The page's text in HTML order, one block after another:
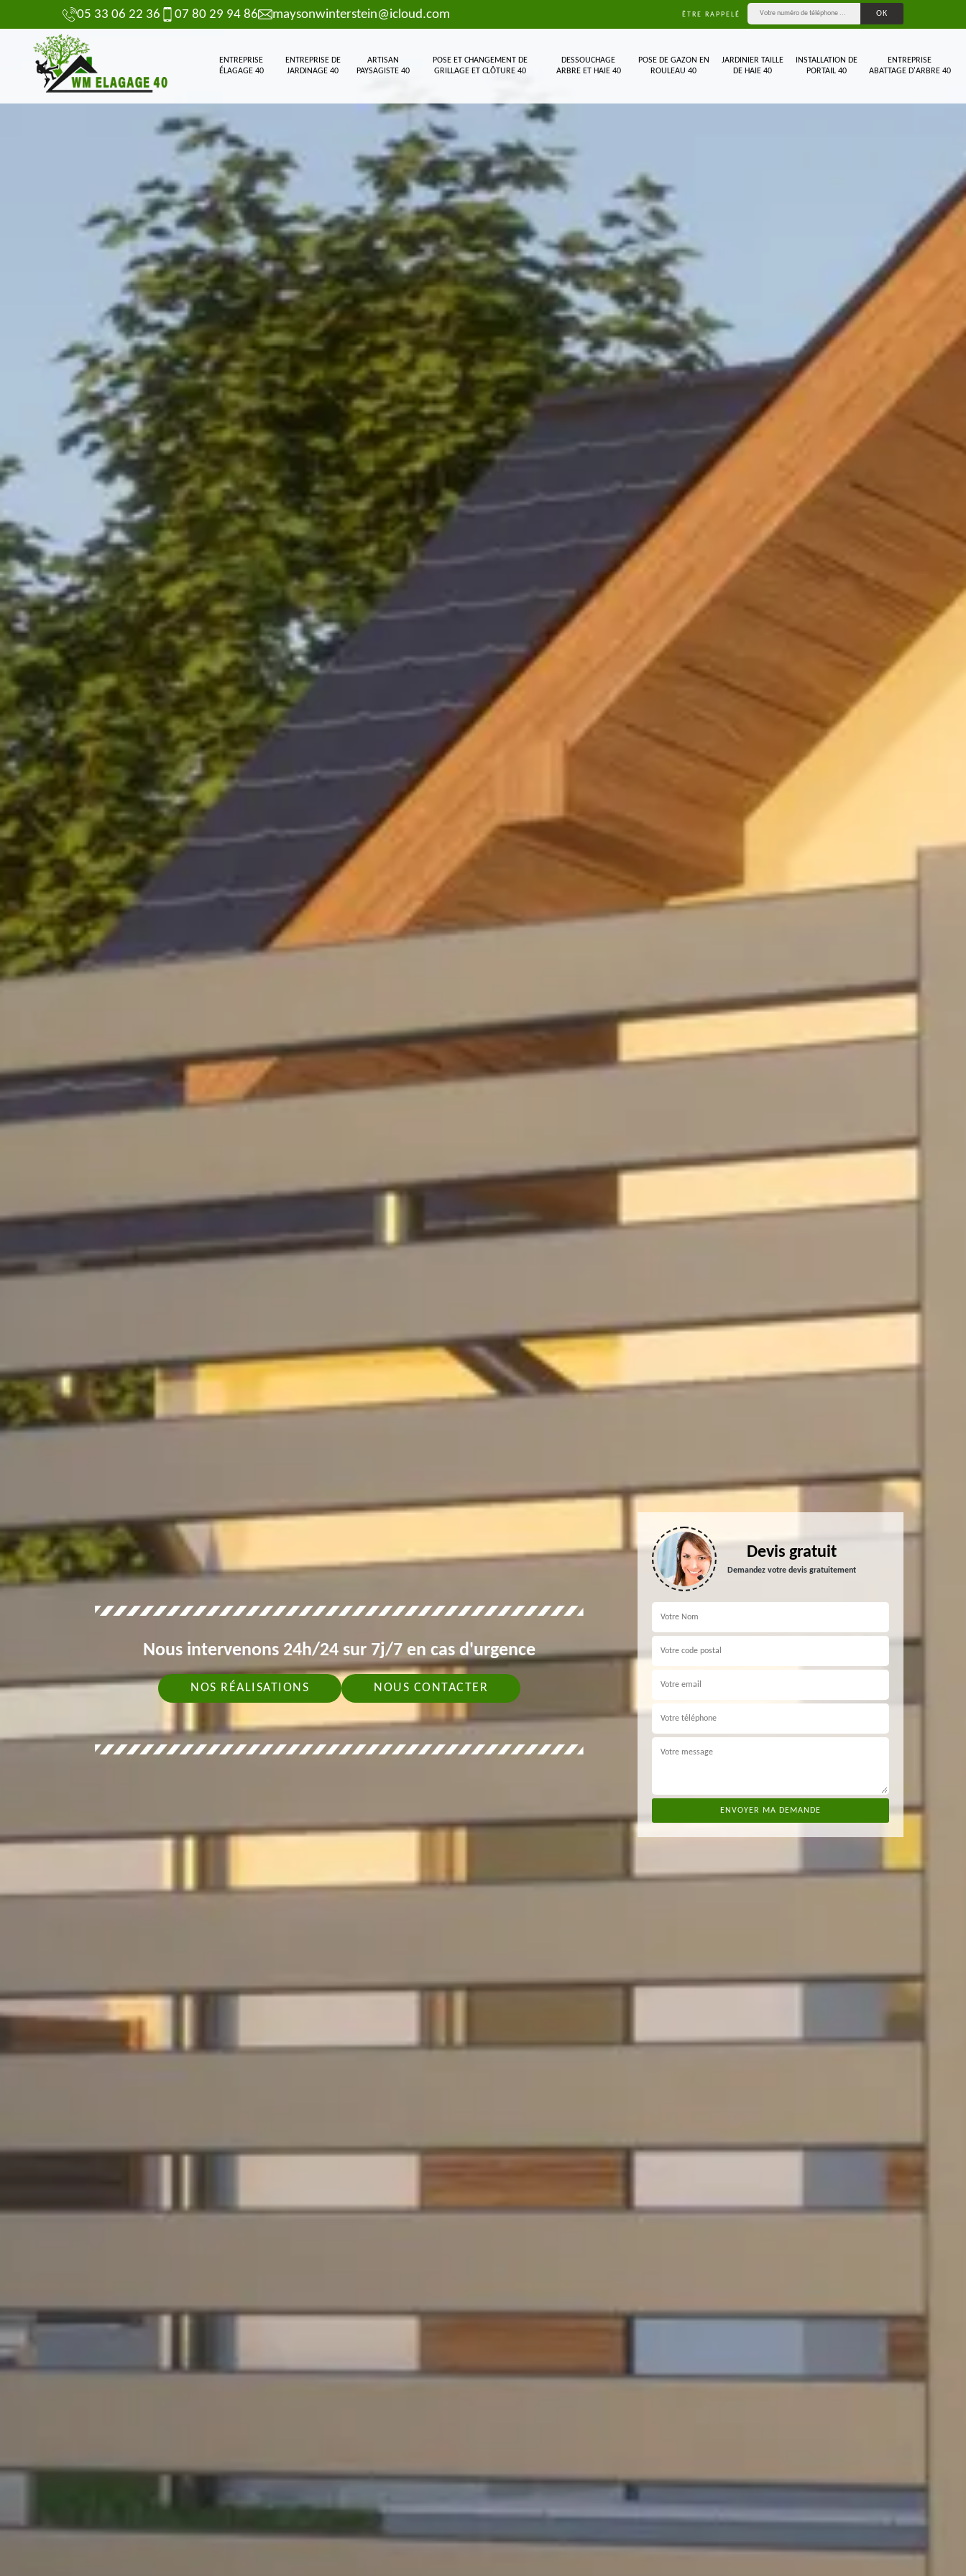
05 33 06 22 36 07 80 29 94 86 maysonwinterstein@icloud.com ÊTRE RAPPELÉ
ENTREPRISE
ÉLAGAGE 40
ENTREPRISE DE
JARDINAGE 40
ARTISAN
PAYSAGISTE 40
POSE ET CHANGEMENT DE
GRILLAGE ET CLÔTURE 40
DESSOUCHAGE
ARBRE ET HAIE 40
POSE DE GAZON EN
ROULEAU 40
JARDINIER TAILLE
DE HAIE 40
INSTALLATION DE
PORTAIL 40
ENTREPRISE
ABATTAGE D'ARBRE 40
Nous intervenons 24h/24 sur 7j/7 en cas d'urgence
NOS RÉALISATIONS NOUS CONTACTER
Devis gratuit
Demandez votre devis gratuitement